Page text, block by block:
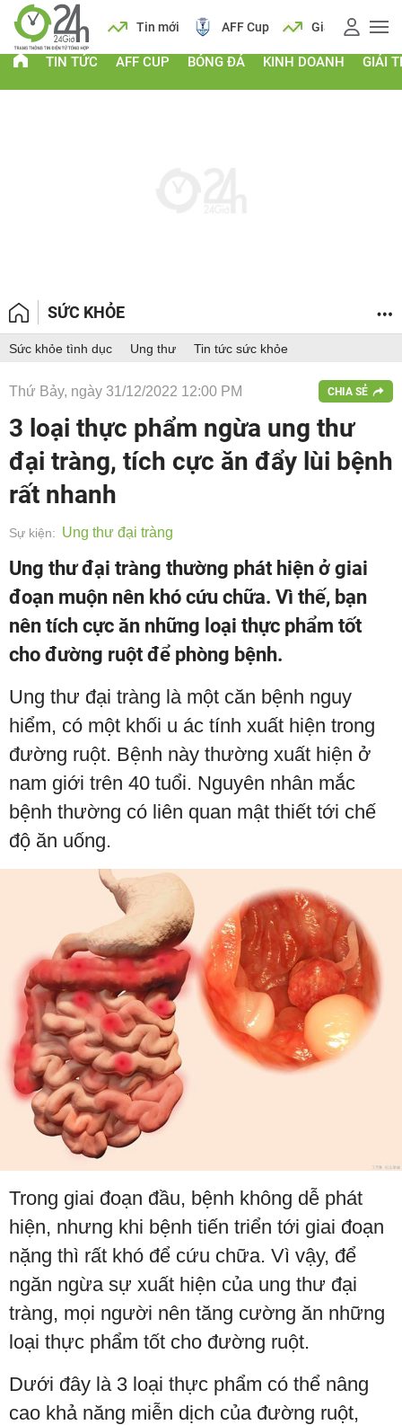
Lịch Tin mới AFF Cup Giá vàng
TIN TỨC AFF CUP BÓNG ĐÁ KINH DOANH GIẢI
SỨC KHỎE
Sức khỏe tình dục Ung thư Tin tức sức khỏe
Thứ Bảy, ngày 31/12/2022 12:00 PM CHIA SẺ
3 loại thực phẩm ngừa ung thư
đại tràng, tích cực ăn đẩy lùi bệnh
rất nhanh
Sự kiện: Ung thư đại tràng
Ung thư đại tràng thường phát hiện ở giai
đoạn muộn nên khó cứu chữa. Vì thế, bạn
nên tích cực ăn những loại thực phẩm tốt
cho đường ruột để phòng bệnh.
Ung thư đại tràng là một căn bệnh nguy
hiểm, có một khối u ác tính xuất hiện trong
đường ruột. Bệnh này thường xuất hiện ở
nam giới trên 40 tuổi. Nguyên nhân mắc
bệnh thường có liên quan mật thiết tới chế
độ ăn uống.
Trong giai đoạn đầu, bệnh không dễ phát
hiện, nhưng khi bệnh tiến triển tới giai đoạn
nặng thì rất khó để cứu chữa. Vì vậy, để
ngăn ngừa sự xuất hiện của ung thư đại
tràng, mọi người nên tăng cường ăn những
loại thực phẩm tốt cho đường ruột.
Dưới đây là 3 loại thực phẩm có thể nâng
cao khả năng miễn dịch của đường ruột,